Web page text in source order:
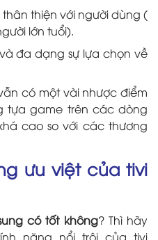
thiện với người dùng (
lớn tuổi).
đa dạng sự lựa chọn về
có một vài nhược điểm
tựa game trên các dòng
cao so với các thương
ưu việt của tivi
có tốt không? Thì hãy
năng nổi trội của tivi